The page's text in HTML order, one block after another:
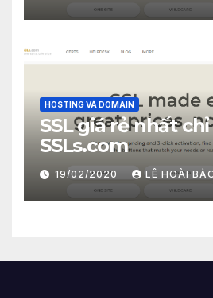
HOSTING VÀ DOMAIN
SSL giá rẻ nhất
SSLs.com
19/02/2020 LÊ HOÀI